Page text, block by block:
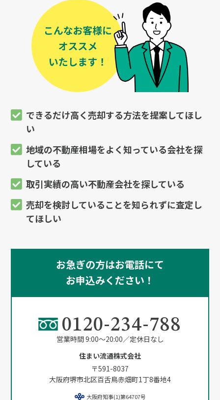
できるだけ高く売却する方法を提案してほし
い
地域の不動産相場をよく知っている会社を探
している
取引実績の高い不動産会社を探している
売却を検討していることを知られずに査定し
てほしい
お急ぎの方はお電話にて
お申込みください！
0120-234-788
営業時間 9:00～20:00／定休日なし
住まい流通株式会社
〒591-8037
大阪府堺市北区百舌鳥赤畑町1丁8番地4
大阪府知事(1)第64707号